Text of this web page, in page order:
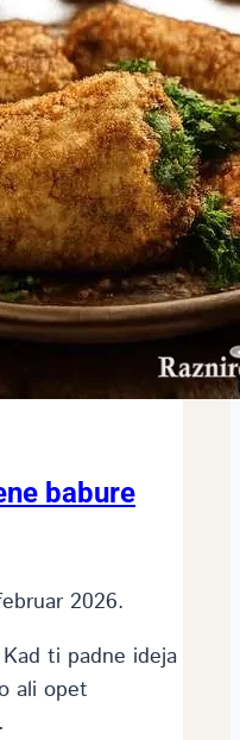
babure
2026.
ti padne ideja
ali opet